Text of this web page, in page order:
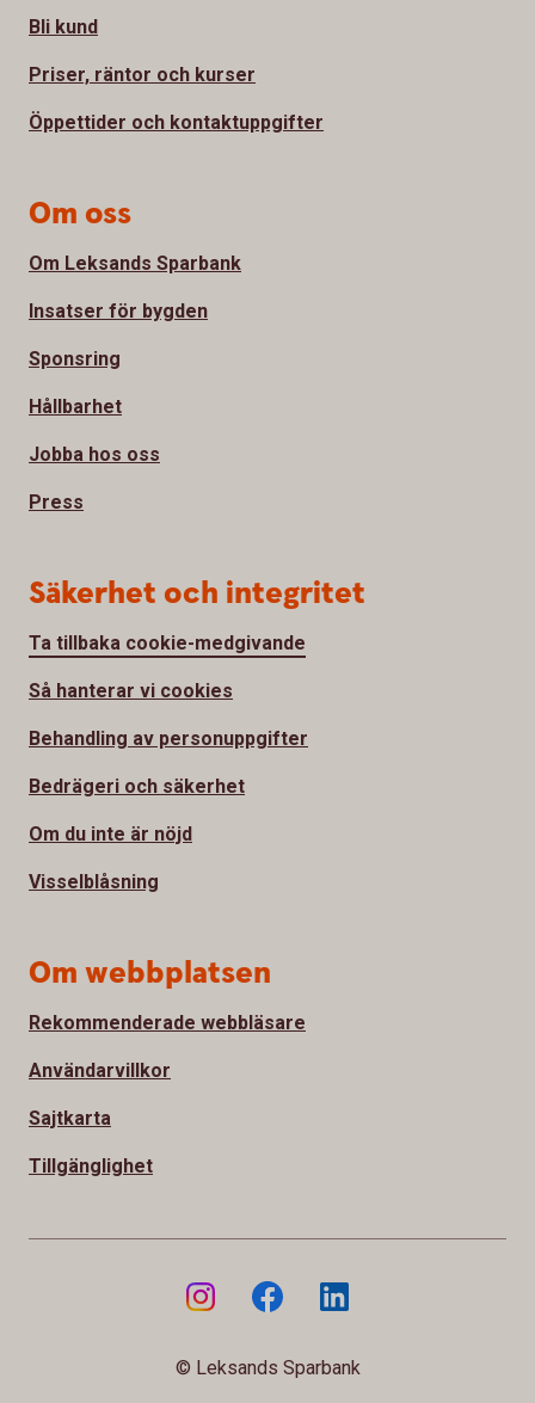
Bli kund
Priser, räntor och kurser
Öppettider och kontaktuppgifter
Om oss
Om Leksands Sparbank
Insatser för bygden
Sponsring
Hållbarhet
Jobba hos oss
Press
Säkerhet och integritet
Ta tillbaka cookie-medgivande
Så hanterar vi cookies
Behandling av personuppgifter
Bedrägeri och säkerhet
Om du inte är nöjd
Visselblåsning
Om webbplatsen
Rekommenderade webbläsare
Användarvillkor
Sajtkarta
Tillgänglighet
© Leksands Sparbank